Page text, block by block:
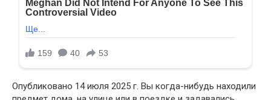
Опубликовано 14 июля 2025 г. Вы когда-нибудь находили